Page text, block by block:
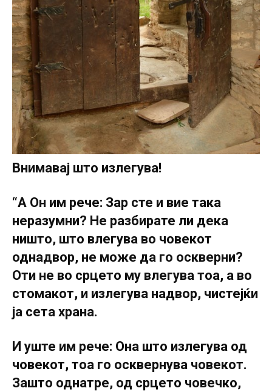
Внимавај што излегува!
“А Он им рече: Зар сте и вие така
неразумни? Не разбирате ли дека
ништо, што влегува во човекот
однадвор, не може да го оскверни?
Оти не во срцето му влегува тоа, а во
стомакот, и излегува надвор, чистејќи
ја сета храна.
И уште им рече: Она што излегува од
човекот, тоа го осквернува човекот.
Зашто однатре, од срцето човечко,